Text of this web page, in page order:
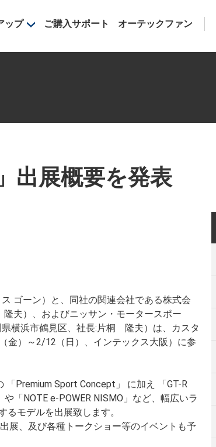
ップ ご購入サポート オーテックファン
出展概要を発表
ゴーン）と、同社の関連会社である株式会
夫）、およびニッサン・モータースポー
横浜市鶴見区、社長:片桐 隆夫）は、カスタ
金）～2/12（日）、インテックス大阪）に参
「Premium Sport Concept」 に加え 「GT-R
「NOTE e-POWER NISMO」など、幅広いラ
モデルを出展致します。
展、及び各種トークショー等のイベントも予